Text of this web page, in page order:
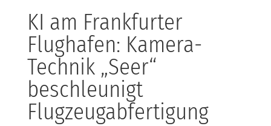
KI am Frankfurter
Flughafen: Kamera-
Technik „Seer“
beschleunigt
Flugzeugabfertigung